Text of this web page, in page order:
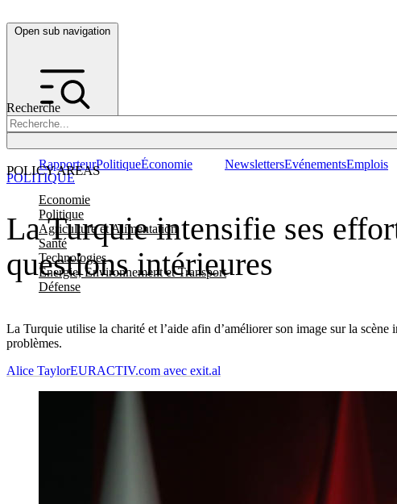
Open sub navigation
Recherche
POLICY AREAS
Economie
Politique
Agriculture et Alimentation
Santé
Technologies
Energie, Environnement et Transport
Défense
RapporteurPolitiqueÉconomie NewslettersEvénementsEmplois
La Turquie intensifie ses
questions intérieures
La Turquie utilise la charité et l’aide afin d’améliorer son image sur la
problèmes.
POLITIQUE
Alice TaylorEURACTIV.com avec exit.al